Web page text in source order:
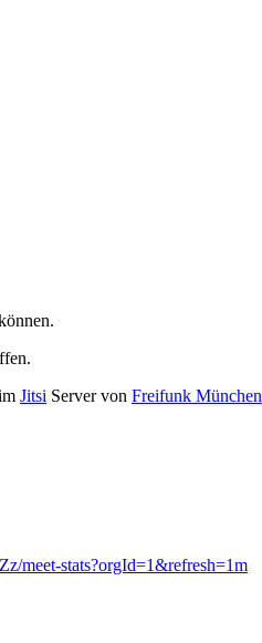
Jitsi Server von Freifunk München
meet-stats?orgId=1&refresh=1m